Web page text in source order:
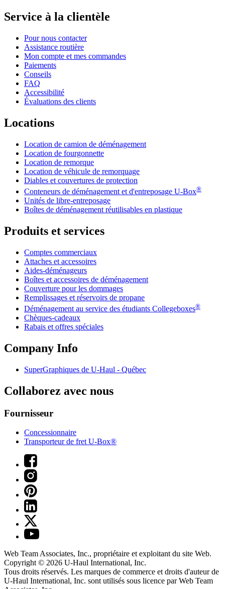
Service à la clientèle
Pour nous contacter
Assistance routière
Mon compte et mes commandes
Paiements
Conseils
FAQ
Accessibilité
Évaluations des clients
Locations
Location de camion de déménagement
Location de fourgonnette
Location de remorque
Location de véhicule de remorquage
Diables et couvertures de protection
Conteneurs de déménagement et d'entreposage U-Box®
Unités de libre-entreposage
Boîtes de déménagement réutilisables en plastique
Produits et services
Comptes commerciaux
Attaches et accessoires
Aides-déménageurs
Boîtes et accessoires de déménagement
Couverture pour les dommages
Remplissages et réservoirs de propane
Déménagement au service des étudiants Collegeboxes®
Chèques-cadeaux
Rabais et offres spéciales
Company Info
SuperGraphiques de U-Haul - Québec
Collaborez avec nous
Fournisseur
Concessionnaire
Transporteur de fret U-Box®
Web Team Associates, Inc., propriétaire et exploitant du site Web.
Copyright © 2026 U-Haul International, Inc.
Tous droits réservés. Les marques de commerce et droits d'auteur de
U-Haul International, Inc. sont utilisés sous licence par Web Team